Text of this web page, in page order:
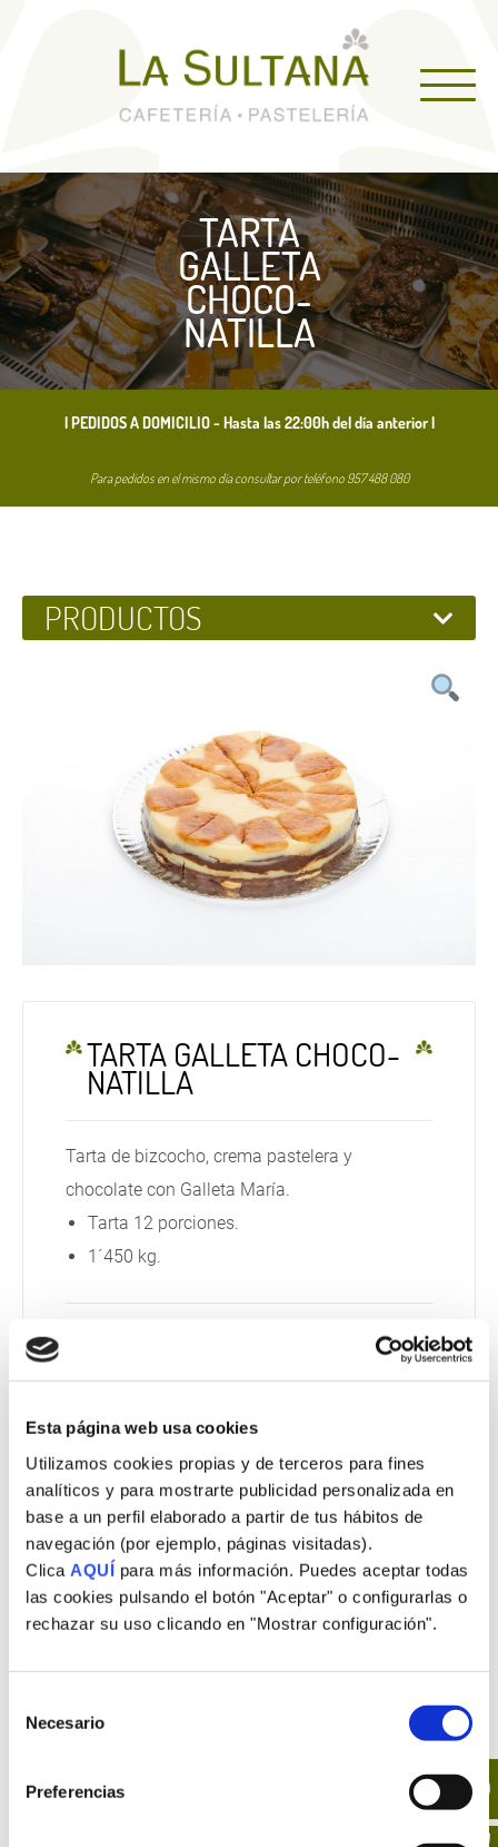
Esta página web usa cookies
Utilizamos cookies propias y de terceros para fines
analíticos y para mostrarte publicidad personalizada en
base a un perfil elaborado a partir de tus hábitos de
navegación (por ejemplo, páginas visitadas).
Clica AQUÍ para más información. Puedes aceptar todas
las cookies pulsando el botón "Aceptar" o configurarlas o
rechazar su uso clicando en "Mostrar configuración".
Necesario
Preferencias
TARTA
GALLETA
CHOCO-
NATILLA
| PEDIDOS A DOMICILIO - Hasta las 22:00h del día anterior |
Para pedidos en el mismo día consultar por teléfono 957 488 080
PRODUCTOS
TARTA GALLETA CHOCO-
NATILLA
Tarta de bizcocho, crema pastelera y
chocolate con Galleta María.
Tarta 12 porciones.
1´450 kg.
€31,95 (IVA incluido)
Personalización (Escribe una dedicatoria)
Tarta
Galleta
Choco-
cantidad
Añadir al carrito